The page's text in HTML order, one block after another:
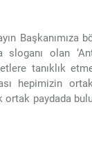
Başkanımıza
olan
tanıklık
hepimizin
paydada